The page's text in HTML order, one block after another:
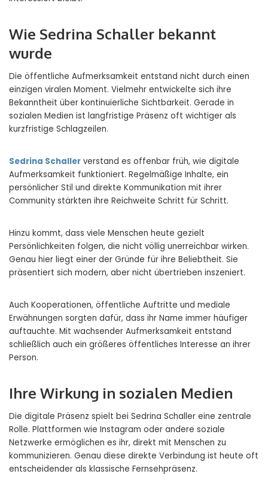
Wie Sedrina Schaller bekannt
wurde
Die öffentliche Aufmerksamkeit entstand nicht durch einen
einzigen viralen Moment. Vielmehr entwickelte sich ihre
Bekanntheit über kontinuierliche Sichtbarkeit. Gerade in
sozialen Medien ist langfristige Präsenz oft wichtiger als
kurzfristige Schlagzeilen.
Sedrina Schaller verstand es offenbar früh, wie digitale
Aufmerksamkeit funktioniert. Regelmäßige Inhalte, ein
persönlicher Stil und direkte Kommunikation mit ihrer
Community stärkten ihre Reichweite Schritt für Schritt.
Hinzu kommt, dass viele Menschen heute gezielt
Persönlichkeiten folgen, die nicht völlig unerreichbar wirken.
Genau hier liegt einer der Gründe für ihre Beliebtheit. Sie
präsentiert sich modern, aber nicht übertrieben inszeniert.
Auch Kooperationen, öffentliche Auftritte und mediale
Erwähnungen sorgten dafür, dass ihr Name immer häufiger
auftauchte. Mit wachsender Aufmerksamkeit entstand
schließlich auch ein größeres öffentliches Interesse an ihrer
Person.
Ihre Wirkung in sozialen Medien
Die digitale Präsenz spielt bei Sedrina Schaller eine zentrale
Rolle. Plattformen wie Instagram oder andere soziale
Netzwerke ermöglichen es ihr, direkt mit Menschen zu
kommunizieren. Genau diese direkte Verbindung ist heute oft
entscheidender als klassische Fernsehpräsenz.